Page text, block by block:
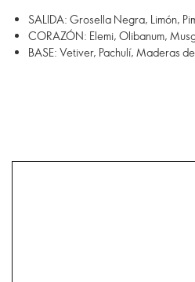
SALIDA: Grosella Negra, Limón,
CORAZÓN: Elemi, Olibanum,
BASE: Vetiver, Pachulí, Maderas